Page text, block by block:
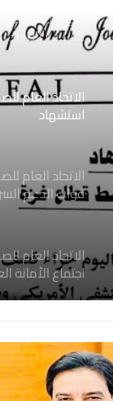
نعي الاستاذ
مستشار الاتحاد
الاتحاد العام
استشهاد
ثلاثة صحفيين
الاتحاد العام
قوات الدعم
الصحفيين
الاتحاد العام
اجتماع الأمانة
بكل قوة جرائم
غزة والتي نتج
صحفيين